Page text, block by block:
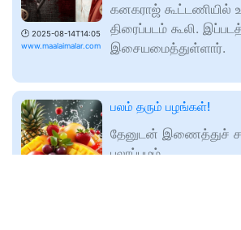
🕑 2025-08-14T14:05
www.maalaimalar.com
கனகராஜ் கூட்டணியில்
திரைப்படம் கூலி.
இசையமைத்துள்ளார்.
பலம் தரும் பழங்கள்!
தேனுடன் இணைத்துச்
பலாப்பழம்